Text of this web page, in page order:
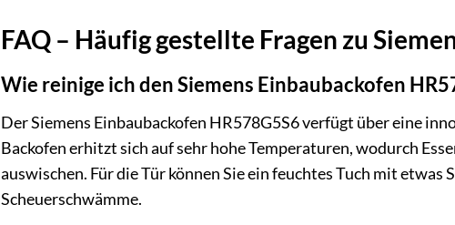
FAQ – Häufig gestellte Fragen zu
Wie reinige ich den Siemens Einbaubackofen
Der Siemens Einbaubackofen HR578G5S6 verfügt über eine
Backofen erhitzt sich auf sehr hohe Temperaturen, wodurch
auswischen. Für die Tür können Sie ein feuchtes Tuch mit
Scheuerschwämme.